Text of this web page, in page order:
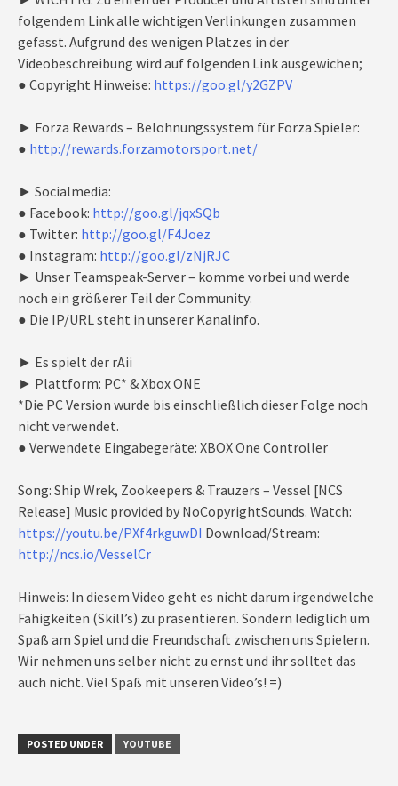
folgendem Link alle wichtigen Verlinkungen zusammen
gefasst. Aufgrund des wenigen Platzes in der
Videobeschreibung wird auf folgenden Link ausgewichen;
● Copyright Hinweise: https://goo.gl/y2GZPV
► Forza Rewards – Belohnungssystem für Forza Spieler:
● http://rewards.forzamotorsport.net/
► Socialmedia:
● Facebook: http://goo.gl/jqxSQb
● Twitter: http://goo.gl/F4Joez
● Instagram: http://goo.gl/zNjRJC
► Unser Teamspeak-Server – komme vorbei und werde
noch ein größerer Teil der Community:
● Die IP/URL steht in unserer Kanalinfo.
► Es spielt der rAii
► Plattform: PC* & Xbox ONE
*Die PC Version wurde bis einschließlich dieser Folge noch
nicht verwendet.
● Verwendete Eingabegeräte: XBOX One Controller
Song: Ship Wrek, Zookeepers & Trauzers – Vessel [NCS
Release] Music provided by NoCopyrightSounds. Watch:
https://youtu.be/PXf4rkguwDI Download/Stream:
http://ncs.io/VesselCr
Hinweis: In diesem Video geht es nicht darum irgendwelche
Fähigkeiten (Skill’s) zu präsentieren. Sondern lediglich um
Spaß am Spiel und die Freundschaft zwischen uns Spielern.
Wir nehmen uns selber nicht zu ernst und ihr solltet das
auch nicht. Viel Spaß mit unseren Video’s! =)
POSTED UNDER YOUTUBE